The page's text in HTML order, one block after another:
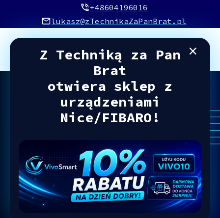
+48604196016
lukasz@zTechnikaZaPanBrat.pl
×
Z Techniką za Pan
Brat
otwiera sklep z
urządzeniami
Nice/FIBARO!
Samodzielnie
skonfiguruj smart
home... z moją
drobną pomocą
Odkryj gotowe instrukcje wideo, w